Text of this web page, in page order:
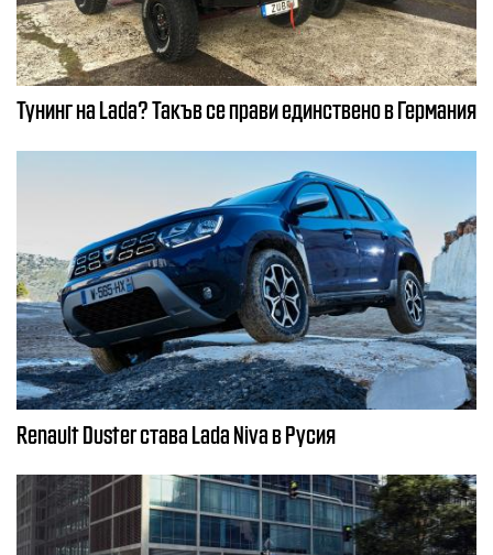
Тунинг на Lada? Такъв се прави единствено в Германия
Renault Duster става Lada Niva в Русия